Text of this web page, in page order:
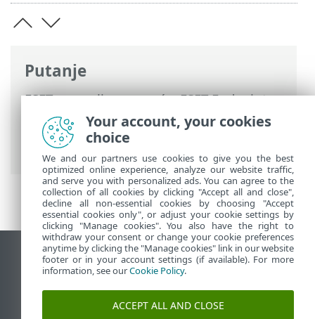
Putanje
ESET-ova online pomoć>ESET Endpoint
Security
>Napredno podešavanje>
Zaštite> Zaštita klijenta e-pošte
prijenosa e-pošte
Prikaži stranicu za radnu površinu
End of Life
ESET-ova baza znanja
Your account, your cookies
choice
We and our partners use cookies to give you the best
optimized online experience, analyze our website traffic,
and serve you with personalized ads. You can agree to the
collection of all cookies by clicking "Accept all and close",
decline all non-essential cookies by choosing "Accept
essential cookies only", or adjust your cookie settings by
clicking "Manage cookies". You also have the right to
withdraw your consent or change your cookie preferences
anytime by clicking the "Manage cookies" link in our website
footer or in your account settings (if available). For more
information, see ourCookie Policy.
ACCEPT ALL AND CLOSE